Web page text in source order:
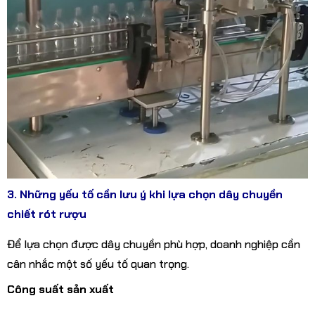
3. Những yếu tố cần lưu ý khi lựa chọn dây chuyền
chiết rót rượu
Để lựa chọn được dây chuyền phù hợp, doanh nghiệp cần
cân nhắc một số yếu tố quan trọng.
Công suất sản xuất